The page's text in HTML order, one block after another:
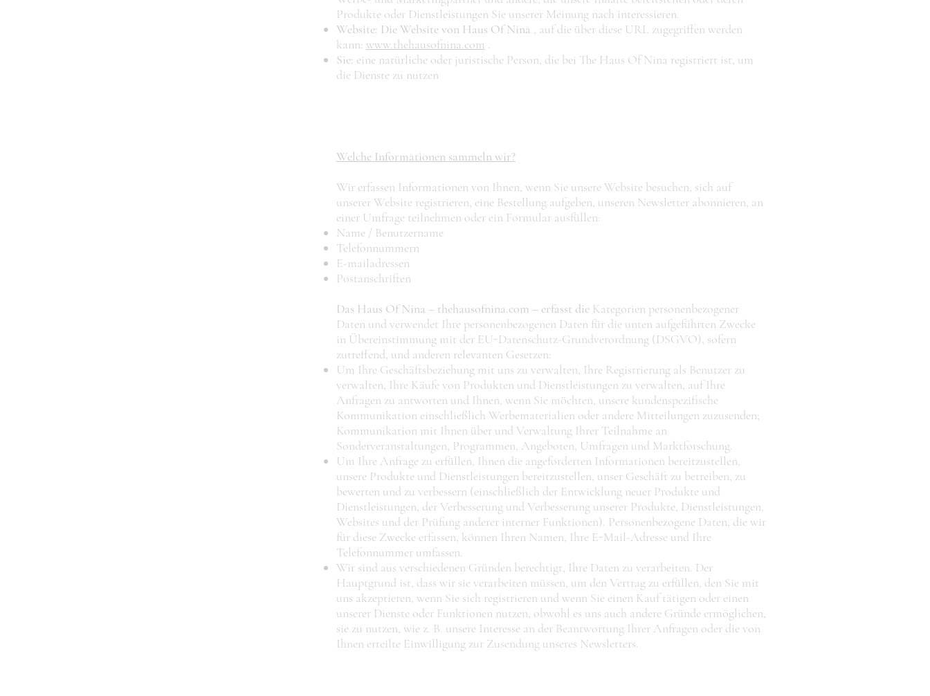
Produkte oder Dienstleistungen Sie unserer Meinung nach interessieren.
Website: Die Website von Haus Of Nina , auf die über diese URL zugegriffen werden
kann: www.thehausofnina.com .
Sie: eine natürliche oder juristische Person, die bei The Haus Of Nina registriert ist, um
die Dienste zu nutzen
Welche Informationen sammeln wir?
Wir erfassen Informationen von Ihnen, wenn Sie unsere Website besuchen, sich auf
unserer Website registrieren, eine Bestellung aufgeben, unseren Newsletter abonnieren, an
einer Umfrage teilnehmen oder ein Formular ausfüllen:
Name / Benutzername
Telefonnummern
E-mailadressen
Postanschriften
Das Haus Of Nina – thehausofnina.com – erfasst die Kategorien personenbezogener
Daten und verwendet Ihre personenbezogenen Daten für die unten aufgeführten Zwecke
in Übereinstimmung mit der EU-Datenschutz-Grundverordnung (DSGVO), sofern
zutreffend, und anderen relevanten Gesetzen:
Um Ihre Geschäftsbeziehung mit uns zu verwalten, Ihre Registrierung als Benutzer zu
verwalten, Ihre Käufe von Produkten und Dienstleistungen zu verwalten, auf Ihre
Anfragen zu antworten und Ihnen, wenn Sie möchten, unsere kundenspezifische
Kommunikation einschließlich Werbematerialien oder andere Mitteilungen zuzusenden;
Kommunikation mit Ihnen über und Verwaltung Ihrer Teilnahme an
Sonderveranstaltungen, Programmen, Angeboten, Umfragen und Marktforschung.
Um Ihre Anfrage zu erfüllen, Ihnen die angeforderten Informationen bereitzustellen,
unsere Produkte und Dienstleistungen bereitzustellen, unser Geschäft zu betreiben, zu
bewerten und zu verbessern (einschließlich der Entwicklung neuer Produkte und
Dienstleistungen, der Verbesserung und Verbesserung unserer Produkte, Dienstleistungen,
Websites und der Prüfung anderer interner Funktionen). Personenbezogene Daten, die wir
für diese Zwecke erfassen, können Ihren Namen, Ihre E-Mail-Adresse und Ihre
Telefonnummer umfassen.
Wir sind aus verschiedenen Gründen berechtigt, Ihre Daten zu verarbeiten. Der
Hauptgrund ist, dass wir sie verarbeiten müssen, um den Vertrag zu erfüllen, den Sie mit
uns akzeptieren, wenn Sie sich registrieren und wenn Sie einen Kauf tätigen oder einen
unserer Dienste oder Funktionen nutzen, obwohl es uns auch andere Gründe ermöglichen,
sie zu nutzen, wie z. B. unsere Interesse an der Beantwortung Ihrer Anfragen oder die von
Ihnen erteilte Einwilligung zur Zusendung unseres Newsletters.